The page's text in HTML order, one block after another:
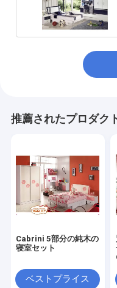
推薦されたプロダク
Cabrini 5部分の純木の
寝室セット
ベストプライス